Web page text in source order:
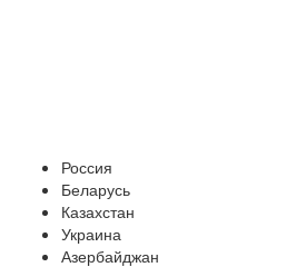
Россия
Беларусь
Казахстан
Украина
Азербайджан